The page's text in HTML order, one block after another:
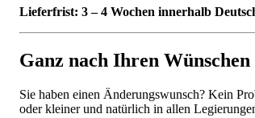
Lieferfrist: 3 – 4 Wochen innerhalb
Ganz nach Ihren Wünschen
Sie haben einen Änderungswunsch? Kein
oder kleiner und natürlich in allen